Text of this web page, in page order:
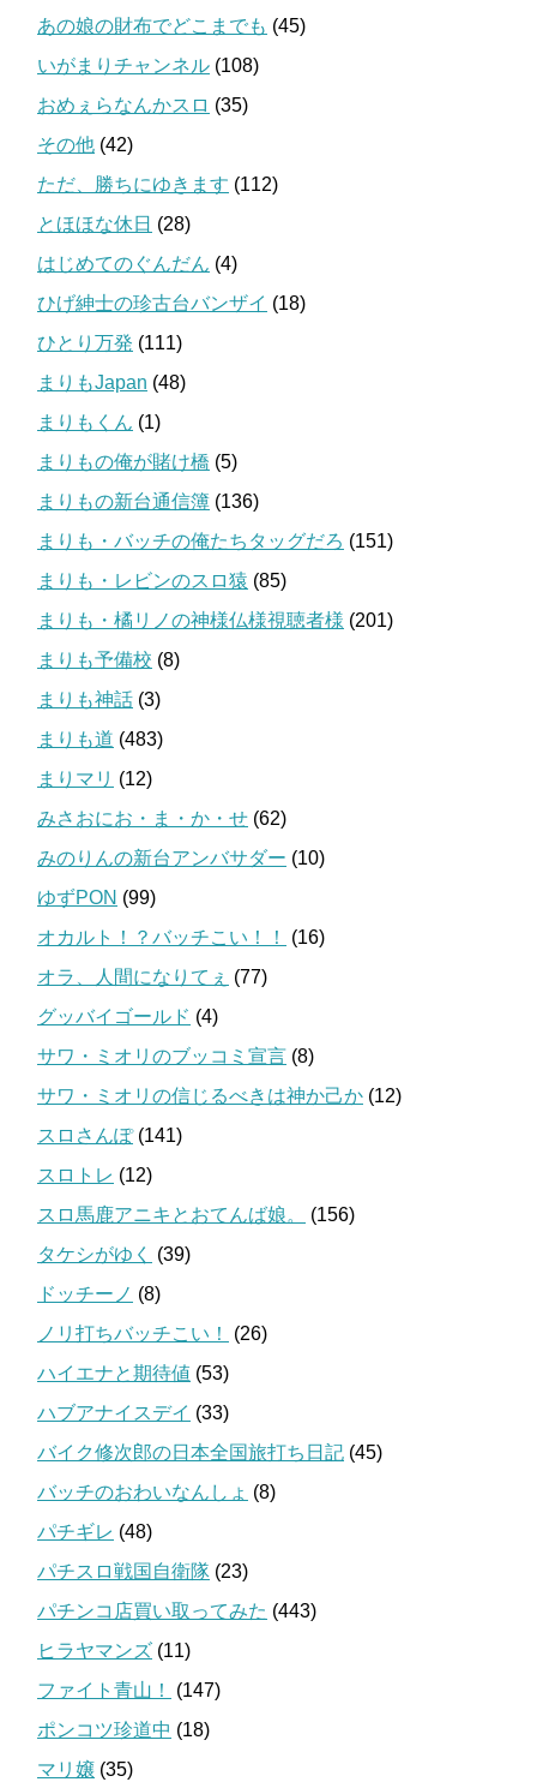
あの娘の財布でどこまでも (45)
いがまりチャンネル (108)
おめぇらなんかスロ (35)
その他 (42)
ただ、勝ちにゆきます (112)
とほほな休日 (28)
はじめてのぐんだん (4)
ひげ紳士の珍古台バンザイ (18)
ひとり万発 (111)
まりもJapan (48)
まりもくん (1)
まりもの俺が賭け橋 (5)
まりもの新台通信簿 (136)
まりも・バッチの俺たちタッグだろ (151)
まりも・レビンのスロ猿 (85)
まりも・橘リノの神様仏様視聴者様 (201)
まりも予備校 (8)
まりも神話 (3)
まりも道 (483)
まりマリ (12)
みさおにお・ま・か・せ (62)
みのりんの新台アンバサダー (10)
ゆずPON (99)
オカルト！？バッチこい！！
(16)
オラ、人間になりてぇ (77)
グッバイゴールド (4)
サワ・ミオリのブッコミ宣言 (8)
サワ・ミオリの信じるべきは神か己か (12)
スロさんぽ(141)
スロトレ (12)
スロ馬鹿アニキとおてんば娘。
(156)
タケシがゆく
(39)
ドッチーノ (8)
ノリ打ちバッチこい！
(26)
ハイエナと期待値 (53)
ハブアナイスデイ (33)
バイク修次郎の日本全国旅打ち日記 (45)
バッチのおわいなんしょ (8)
パチギレ (48)
パチスロ戦国自衛隊 (23)
パチンコ店買い取ってみた (443)
ヒラヤマンズ (11)
ファイト青山！
(147)
ポンコツ珍道中 (18)
マリ嬢 (35)